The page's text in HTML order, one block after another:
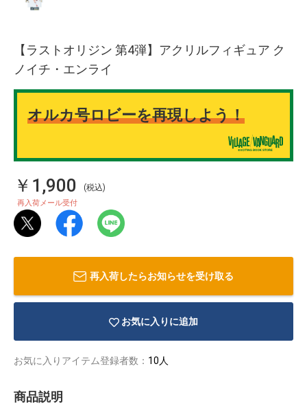
【ラストオリジン 第4弾】アクリルフィギュア ク
ノイチ・エンライ
オルカ号ロビーを再現しよう！
￥1,900 (税込)
再入荷メール受付
再入荷したらお知らせを受け取る
お気に入りに追加
お気に入りアイテム登録者数： 10人
商品説明